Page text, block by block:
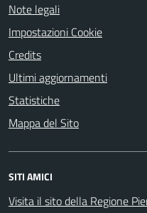
Note legali
Impostazioni Cookie
Credits
Ultimi aggiornamenti
Statistiche
Mappa del Sito
SITI AMICI
Visita il sito della Regione